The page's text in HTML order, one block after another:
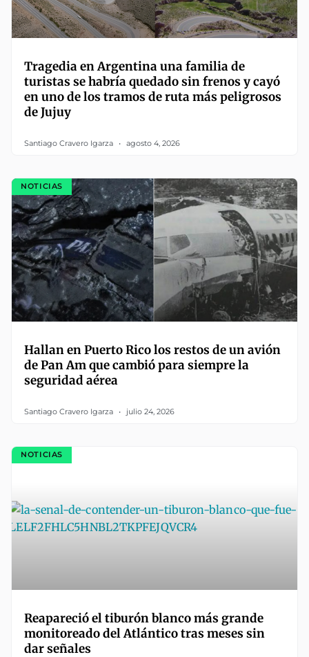
Tragedia en Argentina una familia de
turistas se habría quedado sin frenos y cayó
en uno de los tramos de ruta más peligrosos
de Jujuy
Santiago Cravero Igarza agosto 4, 2026
NOTICIAS
Hallan en Puerto Rico los restos de un avión
de Pan Am que cambió para siempre la
seguridad aérea
Santiago Cravero Igarza julio 24, 2026
NOTICIAS
Reapareció el tiburón blanco más grande
monitoreado del Atlántico tras meses sin
dar señales